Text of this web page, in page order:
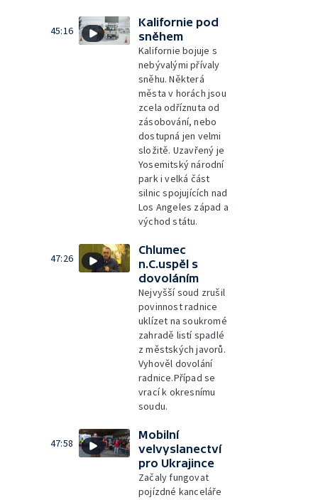
45:16
Kalifornie pod
sněhem
Kalifornie bojuje s
nebývalými přívaly
sněhu. Některá
města v horách jsou
zcela odříznuta od
zásobování, nebo
dostupná jen velmi
složitě. Uzavřený je
Yosemitský národní
park i velká část
silnic spojujících nad
Los Angeles západ a
východ státu.
47:26
Chlumec
n.C.uspěl s
dovoláním
Nejvyšší soud zrušil
povinnost radnice
uklízet na soukromé
zahradě listí spadlé
z městských javorů.
Vyhověl dovolání
radnice.Případ se
vrací k okresnímu
soudu.
47:58
Mobilní
velvyslanectví
pro Ukrajince
Začaly fungovat
pojízdné kanceláře